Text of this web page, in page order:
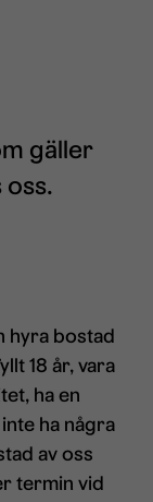
gäller
oss.
hyra bostad
18 år, vara
ha en
ha några
av oss
termin vid